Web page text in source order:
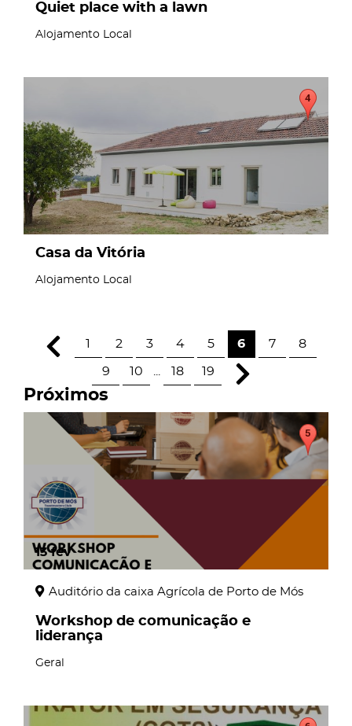
Quiet place with a lawn
Alojamento Local
Casa da Vitória
Alojamento Local
1 2 3 4 5 6 7 8
9 10 18 19
Próximos
13 fev
Auditório da caixa Agrícola de Porto de Mós
Workshop de comunicação e
liderança
Geral